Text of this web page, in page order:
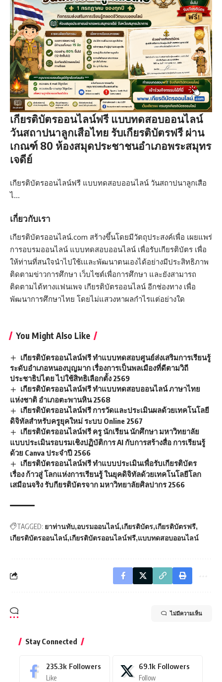
เกียรติบัตรออนไลน์ฟรี แบบทดสอบออนไลน์
วันสถาปนาลูกเสือไทย รับเกียรติบัตรฟรี ผ่าน
เกณฑ์ 80 ห้องสมุดประชาชนอำเภอพระสมุทร
เจดีย์
เกียรติบัตรออนไลน์ฟรี แบบทดสอบออนไลน์ วันสถาปนาลูกเสือ
ไ…
เกี่ยวกับเรา
เกียรติบัตรออนไลน์.com สร้างขึ้นโดยมีวัตถุประสงค์เพื่อ เผยแพร่
การอบรมออนไลน์ แบบทดสอบออนไลน์ เพื่อรับเกียรติบัตร เพื่อ
ให้ท่านที่สนใจนำไปใช้เและพัฒนาตนเองได้อย่างมีประสิทธิภาพ
ติดตามข่าวการศึกษา เว็บไซต์เพื่อการศึกษา และยังสามารถ
ติดตามได้ทางแฟนเพจ เกียรติบัตรออนไลน์ อีกช่องทาง เพื่อ
พัฒนาการศึกษาไทย โดยไม่แสวงหาผลกำไรแต่อย่างใด
You Might Also Like
เกียรติบัตรออนไลน์ฟรี ทำแบบทดสอบศูนย์ส่งเสริมการเรียนรู้
ระดับอำเภอหนองบุญมาก เรื่องการเป็นพลเมืองที่ดีตามวิถี
ประชาธิปไตย ไปใช้สิทธิเลือกตั้ง 2569
เกียรติบัตรออนไลน์ฟรี ทำแบบทดสอบออนไลน์ ภาษาไทย
แห่งชาติ อำเภอตะพานหิน 2568
เกียรติบัตรออนไลน์ฟรี การวัดและประเมินผลด้วยเทคโนโลยี
ดิจิทัลสำหรับครูยุคใหม่ ระบบ Online 2567
เกียรติบัตรออนไลน์ฟรี ครู นักเรียน นักศึกษา มหาวิทยาลัย
แบบประเมินรอบรมเชิงปฏิบัติการ AI กับการสร้างสื่อ การเรียนรู้
ด้วย Canva ประจำปี 2566
เกียรติบัตรออนไลน์ฟรี ทำแบบประเมินเพื่อรับเกียรติบัตร
เรื่อง ก้าวสู่ โลกแห่งการเรียนรู้ ในยุคดิจิทัลด้วยเทคโนโลยีโลก
เสมือนจริง รับกียรติบัตรจาก มหาวิทยาลัยศิลปากร 2566
TAGGED: ยาท่านทับ อบรมออนไลน์ เกียรติบัตร เกียรติบัตรฟรี
เกียรติบัตรออนไลน์ เกียรติบัตรออนไลน์ฟรี แบบทดสอบออนไลน์
ไม่มีความเห็น
Stay Connected
235.3k Followers
Like
69.1k Followers
Follow